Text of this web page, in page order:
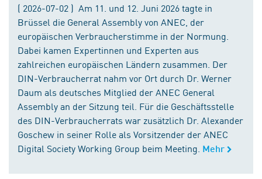
( 2026-07-02 ) Am 11. und 12. Juni 2026 tagte in
Brüssel die General Assembly von ANEC, der
europäischen Verbraucherstimme in der Normung.
Dabei kamen Expertinnen und Experten aus
zahlreichen europäischen Ländern zusammen. Der
DIN-Verbraucherrat nahm vor Ort durch Dr. Werner
Daum als deutsches Mitglied der ANEC General
Assembly an der Sitzung teil. Für die Geschäftsstelle
des DIN-Verbraucherrats war zusätzlich Dr. Alexander
Goschew in seiner Rolle als Vorsitzender der ANEC
Digital Society Working Group beim Meeting. Mehr